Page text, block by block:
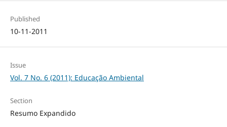
Published
10-11-2011
Issue
Vol. 7 No. 6 (2011): Educação Ambiental
Section
Resumo Expandido